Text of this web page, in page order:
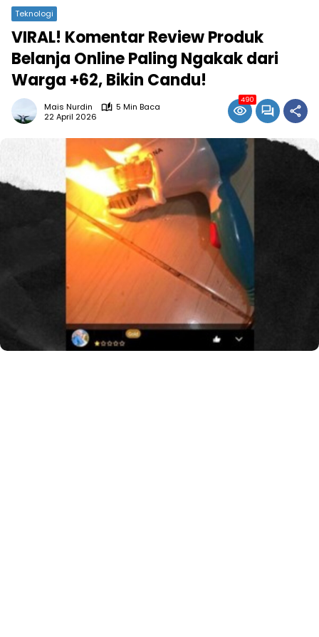
Teknologi
VIRAL! Komentar Review Produk
Belanja Online Paling Ngakak dari
Warga +62, Bikin Candu!
Mais Nurdin
5 Min Baca
22 April 2026
490